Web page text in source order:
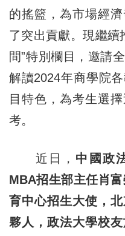
的搖籃，為市場經
了突出貢獻。現繼續
間”特別欄目，邀請
解讀2024年商學院
目特色，為考生選
考。
近日， 中國政
MBA招生部主任肖
育中心招生大使，
夥人，政法大學校